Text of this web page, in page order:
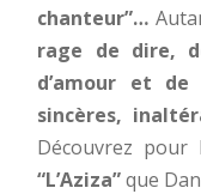
chanteur”…
rage de dire,
d’amour et de
sincères,
Découvrez
“L’Aziza”que